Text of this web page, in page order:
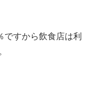
ですから飲食店は利